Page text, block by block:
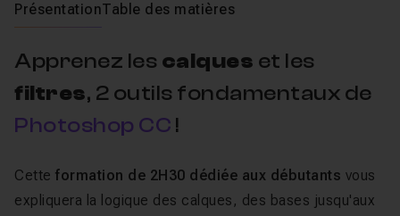
PrésentationTable des matières
Apprenez les calques et les
filtres, 2 outils fondamentaux de
Photoshop CC !
Cette formation de 2H30 dédiée aux débutants vous
expliquera la logique des calques, des bases jusqu'aux